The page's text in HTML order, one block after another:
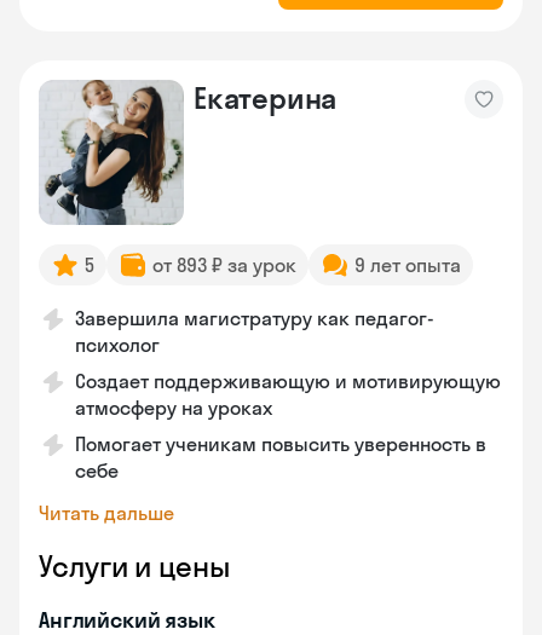
Екатерина
5 от 893 ₽ за урок 9 лет опыта
Завершила магистратуру как педагог-
психолог
Создает поддерживающую и мотивирующую
атмосферу на уроках
Помогает ученикам повысить уверенность в
себе
Читать дальше
Услуги и цены
Английский язык